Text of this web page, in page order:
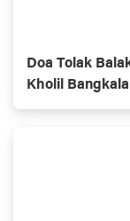
Doa Tolak
Kholil